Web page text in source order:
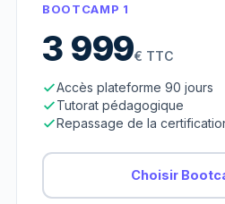
BOOTCAMP 1
3 999€ TTC
Accès plateforme 90 jours
Tutorat pédagogique
Repassage de la
Choisir